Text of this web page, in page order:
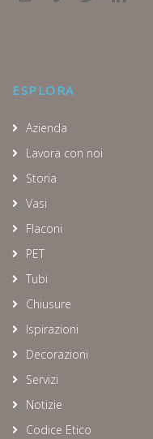
ESPLORA
Azienda
Lavora con noi
Storia
Vasi
Flaconi
PET
Tubi
Chiusure
Ispirazioni
Decorazioni
Servizi
Notizie
Codice Etico